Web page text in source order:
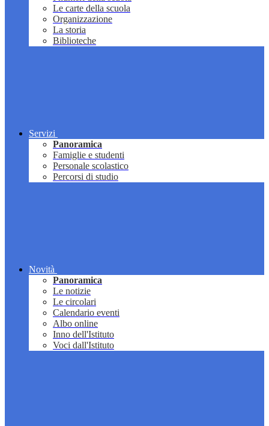
Le carte della scuola
Organizzazione
La storia
Biblioteche
Servizi
Panoramica
Famiglie e studenti
Personale scolastico
Percorsi di studio
Novità
Panoramica
Le notizie
Le circolari
Calendario eventi
Albo online
Inno dell'Istituto
Voci dall'Istituto